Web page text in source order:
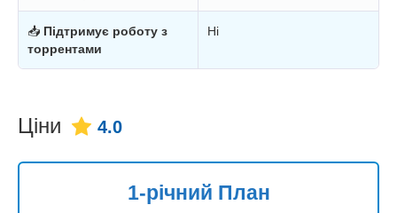
📥 Підтримує роботу з
торрентами
Ні
Ціни 4.0
1-річний План